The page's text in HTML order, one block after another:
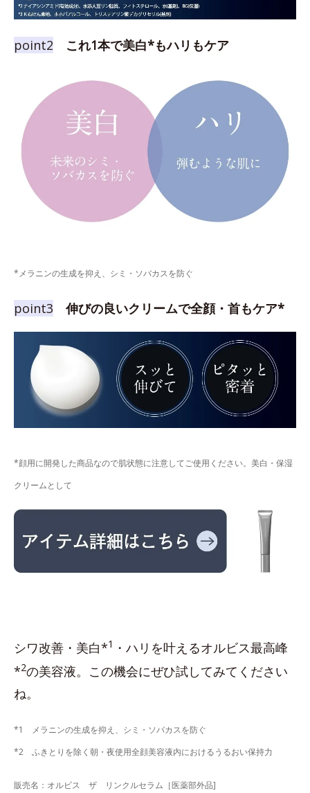
point2 これ1本で美白*もハリもケア
*メラニンの生成を抑え、シミ・ソバカスを防ぐ
point3 伸びの良いクリームで全顔・首もケア*
*顔用に開発した商品なので肌状態に注意してご使用ください。美白・保湿
クリームとして
シワ改善・美白*1 ・ハリを叶えるオルビス最高峰
*2の美容液。この機会にぜひ試してみてください
ね。
*1 メラニンの生成を抑え、シミ・ソバカスを防ぐ
*2 ふきとりを除く朝・夜使用全顔美容液内におけるうるおい保持力
販売名：オルビス ザ リンクルセラム［医薬部外品]